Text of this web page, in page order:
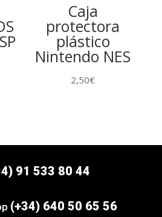
Caja
protectora
plástico
Nintendo NES
2,50€
91 533 80 44
(+34) 640 50 65 56